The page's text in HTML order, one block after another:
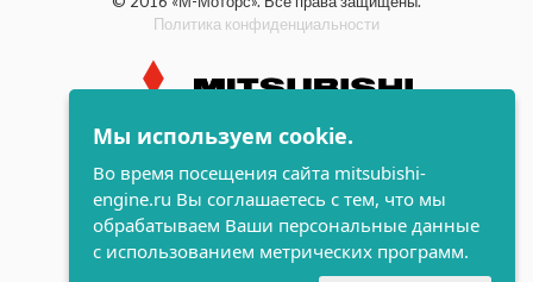
Политика конфиденциальности
индустриальные и морские
дизельные двигатели Mitsubishi
разработка сайта
Мы используем cookie.
Во время посещения сайта mitsubishi-
engine.ru Вы соглашаетесь с тем, что мы
обрабатываем Ваши персональные данные
с использованием метрических программ.